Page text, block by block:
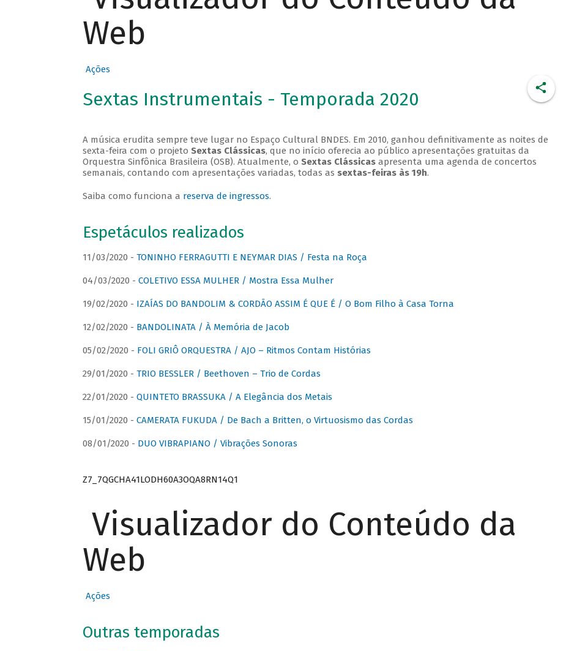
Web
Ações
Sextas Instrumentais - Temporada 2020
A música erudita sempre teve lugar no Espaço Cultural BNDES. Em 2010, ganhou definitivamente as noites de
sexta-feira com o projeto Sextas Clássicas, que no início oferecia ao público apresentações gratuitas da
Orquestra Sinfônica Brasileira (OSB). Atualmente, o Sextas Clássicasapresenta uma agenda de concertos
semanais, contando com apresentações variadas, todas as sextas-feiras às 19h.
Saiba como funciona a reserva de ingressos.
Espetáculos realizados
11/03/2020 - TONINHO FERRAGUTTI E NEYMAR DIAS / Festa na Roça
04/03/2020 - COLETIVO ESSA MULHER / Mostra Essa Mulher
19/02/2020 - IZAÍAS DO BANDOLIM & CORDÃO ASSIM É QUE É / O Bom Filho à Casa Torna
12/02/2020 - BANDOLINATA / À Memória de Jacob
05/02/2020 - FOLI GRIÔ ORQUESTRA / AJO – Ritmos Contam Histórias
29/01/2020 - TRIO BESSLER / Beethoven – Trio de Cordas
22/01/2020 - QUINTETO BRASSUKA / A Elegância dos Metais
15/01/2020 - CAMERATA FUKUDA / De Bach a Britten, o Virtuosismo das Cordas
08/01/2020 - DUO VIBRAPIANO / Vibrações Sonoras
Z7_7QGCHA41LODH60A3OQA8RN14Q1
Visualizador do Conteúdo da
Web
Ações
Outras temporadas